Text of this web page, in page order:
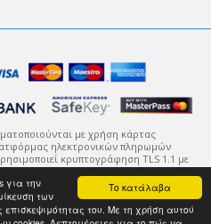
Το κατάλαβα
για την
των
του. Με τη χρήση αυτού
με χρήση κάρτας
ηλεκτρονικών πληρωμών
κρυπτογράφηση TLS 1.1 με
bit (Secure Sockets Layer - SSL).
κωδικοποίησης της πληροφορίας
αποδέκτη της, ο οποίος θα μπορέσει
του κατάλληλου κλειδιού.